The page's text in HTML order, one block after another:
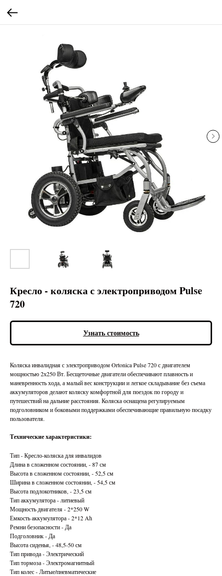
Кресло - коляска с электроприводом Pulse
720
Узнать стоимость
Коляска инвалидная с электроприводом Ortonica Pulse 720 с двигателем
мощностью 2х250 Вт. Бесщеточные двигатели обеспечивают плавность и
маневренность хода, а малый вес конструкции и легкое складывание без съема
аккумуляторов делают коляску комфортной для поездок по городу и
путешествий на дальние расстояния. Коляска оснащена регулируемым
подголовником и боковыми поддержками обеспечивающие правильную посадку
пользователя.
Технические характеристики:
Тип - Кресло-коляска для инвалидов
Длина в сложенном состоянии, - 87 см
Высота в сложенном состоянии, - 52,5 см
Ширина в сложенном состоянии, - 54,5 см
Высота подлокотников, - 23,5 см
Тип аккумулятора - литиевый
Мощность двигателя - 2*250 W
Емкость аккумулятора - 2*12 Ah
Ремни безопасности - Да
Подголовник - Да
Высота сиденья, - 48,5-50 см
Тип привода - Электрический
Тип тормоза - Электромагнитный
Тип колес - Литые/пневматические